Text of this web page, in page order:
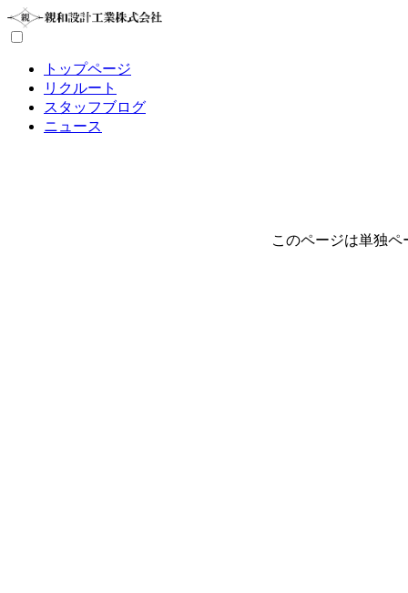
トップページ
リクルート
スタッフブログ
ニュース
このページは単独